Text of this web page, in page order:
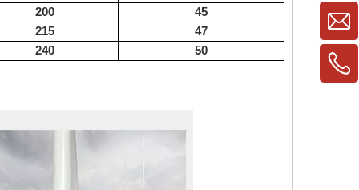
200
45
215
47
240
50